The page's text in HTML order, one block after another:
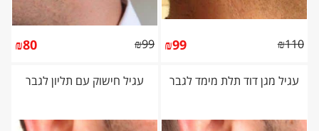
₪110
₪99
₪99
₪80
עגיל מגן דוד תלת מימד לגבר עגיל חישוק עם תליון לגבר